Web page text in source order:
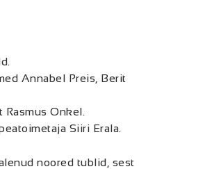
Annabel Preis, Berit
Onkel.
Siiri Erala.
noored tublid, sest